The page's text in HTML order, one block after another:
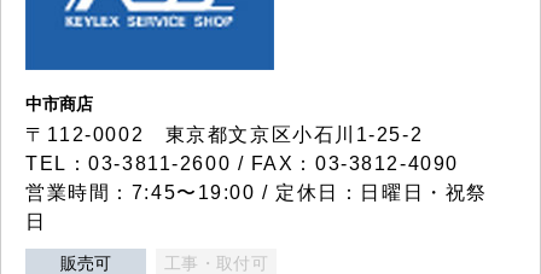
中市商店
〒112-0002 東京都文京区小石川1-25-2
TEL：03-3811-2600 / FAX：03-3812-4090
営業時間：7:45〜19:00 / 定休日：日曜日・祝祭
日
販売可 工事・取付可